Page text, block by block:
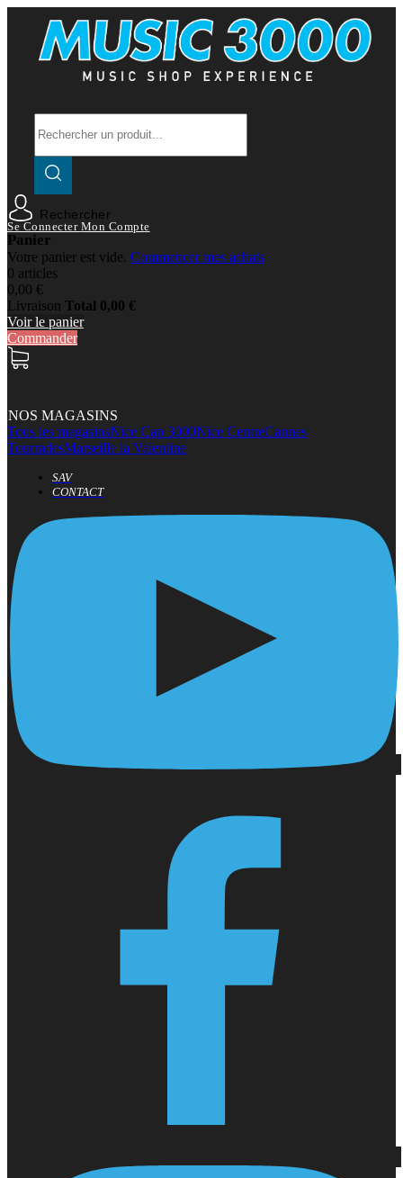
Rechercher
Se Connecter Mon Compte
Panier
Votre panier est vide. Commencer mes achats
0 articles
0,00 €
Livraison Total 0,00 €
Voir le panier
Commander
NOS MAGASINS
Tous les magasinsNice Cap 3000Nice CentreCannes
TourradesMarseille la Valentine
SAV
CONTACT